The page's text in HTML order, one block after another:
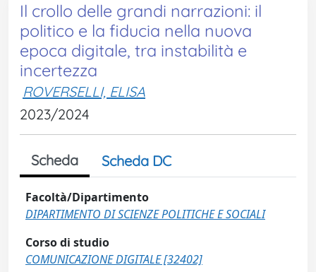
Il crollo delle grandi narrazioni: il
politico e la fiducia nella nuova
epoca digitale, tra instabilità e
incertezza
ROVERSELLI, ELISA
2023/2024
Scheda Scheda DC
Facoltà/Dipartimento
DIPARTIMENTO DI SCIENZE POLITICHE E SOCIALI
Corso di studio
COMUNICAZIONE DIGITALE [32402]